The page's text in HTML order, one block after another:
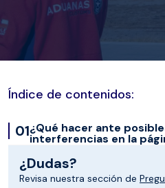
Índice de contenidos:
¿Qué hacer ante
interferencias en la
¿Dudas?
Revisa nuestra sección de